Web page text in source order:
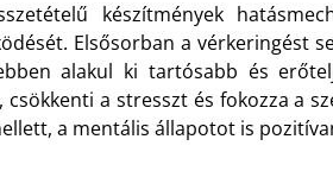
készítmények
Elsősorban a vérkeringést
alakul ki tartósabb és
, csökkenti a stresszt és fokozza a
a mentális állapotot is